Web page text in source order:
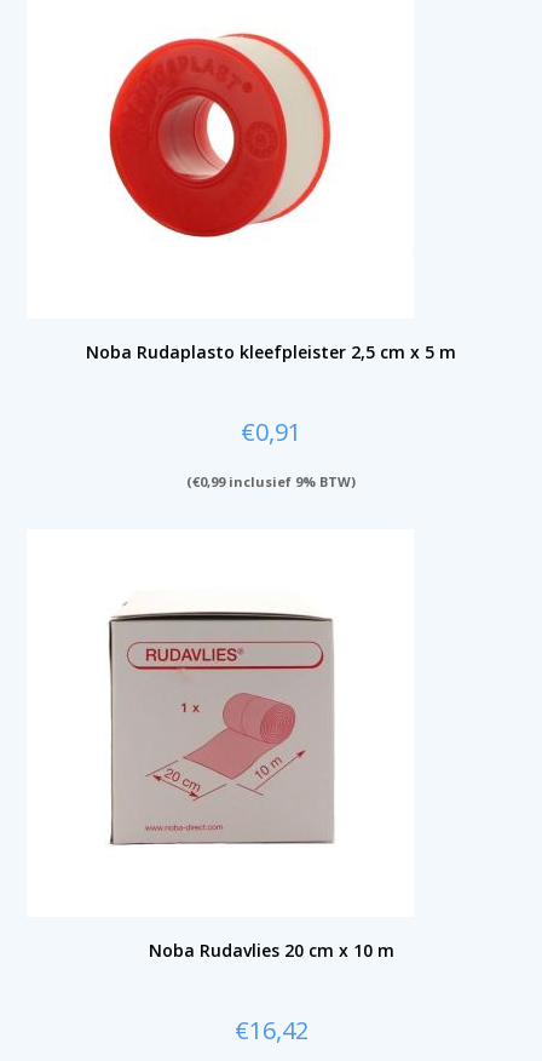
Noba Rudaplasto kleefpleister 2,5 cm x 5 m
€0,91
(€0,99inclusief 9% BTW)
Noba Rudavlies 20 cm x 10 m
€16,42